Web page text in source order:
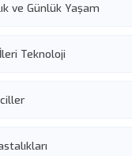
ve Günlük Yaşam
Teknoloji